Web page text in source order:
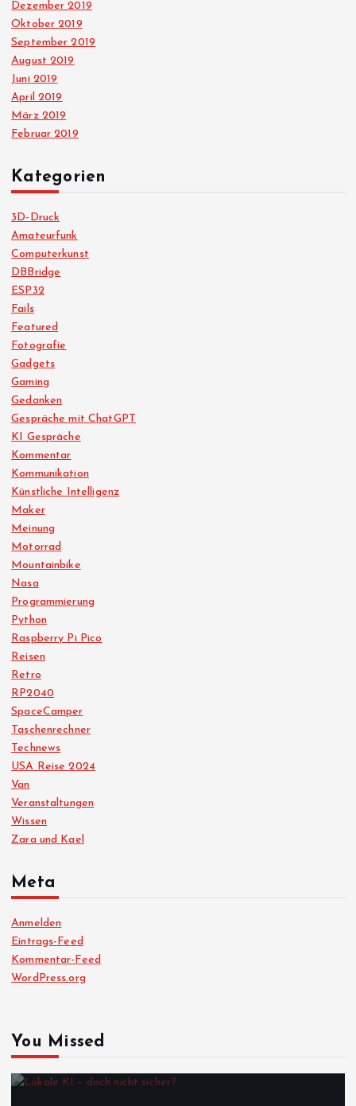
Dezember 2019
Oktober 2019
September 2019
August 2019
Juni 2019
April 2019
März 2019
Februar 2019
Kategorien
3D-Druck
Amateurfunk
Computerkunst
DBBridge
ESP32
Fails
Featured
Fotografie
Gadgets
Gaming
Gedanken
Gespräche mit ChatGPT
KI Gespräche
Kommentar
Kommunikation
Künstliche Intelligenz
Maker
Meinung
Motorrad
Mountainbike
Nasa
Programmierung
Python
Raspberry Pi Pico
Reisen
Retro
RP2040
SpaceCamper
Taschenrechner
Technews
USA Reise 2024
Van
Veranstaltungen
Wissen
Zara und Kael
Meta
Anmelden
Eintrags-Feed
Kommentar-Feed
WordPress.org
You Missed